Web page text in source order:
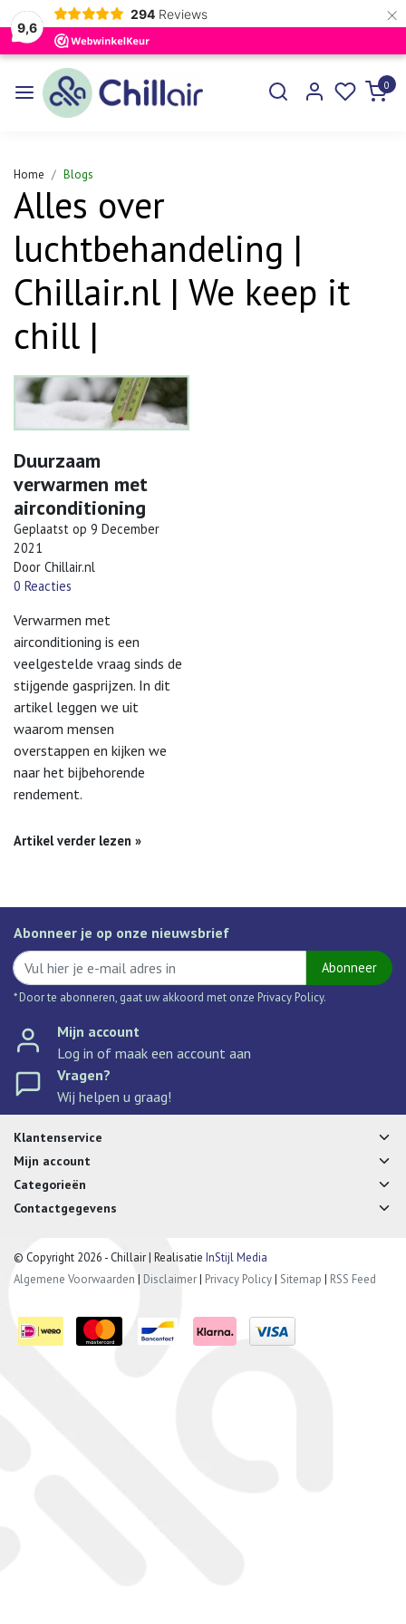
9,6
294 Reviews ×
0
Home Blogs
Alles over
luchtbehandeling |
Chillair.nl | We keep it
chill |
Duurzaam
verwarmen met
airconditioning
Geplaatst op 9 December
2021
Door Chillair.nl
0 Reacties
Verwarmen met
airconditioning is een
veelgestelde vraag sinds de
stijgende gasprijzen. In dit
artikel leggen we uit
waarom mensen
overstappen en kijken we
naar het bijbehorende
rendement.
Artikel verder lezen »
Abonneer je op onze nieuwsbrief
Abonneer
* Door te abonneren, gaat uw akkoord met onze Privacy Policy.
Mijn account
Log in of maak een account aan
Vragen?
Wij helpen u graag!
Klantenservice
Mijn account
Categorieën
Contactgegevens
© Copyright 2026 - Chillair | Realisatie InStijl Media
Algemene Voorwaarden | Disclaimer| Privacy Policy| Sitemap | RSS Feed